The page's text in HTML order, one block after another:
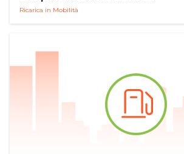
Ricarica in Mobilità